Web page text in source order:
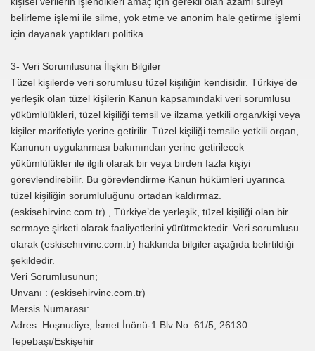
belirleme işlemi ile silme, yok etme ve anonim hale getirme işlemi
için dayanak yaptıkları politika
3- Veri Sorumlusuna İlişkin Bilgiler
Tüzel kişilerde veri sorumlusu tüzel kişiliğin kendisidir. Türkiye’de
yerleşik olan tüzel kişilerin Kanun kapsamındaki veri sorumlusu
yükümlülükleri, tüzel kişiliği temsil ve ilzama yetkili organ/kişi veya
kişiler marifetiyle yerine getirilir. Tüzel kişiliği temsile yetkili organ,
Kanunun uygulanması bakımından yerine getirilecek
yükümlülükler ile ilgili olarak bir veya birden fazla kişiyi
görevlendirebilir. Bu görevlendirme Kanun hükümleri uyarınca
tüzel kişiliğin sorumluluğunu ortadan kaldırmaz.
(eskisehirvinc.com.tr) , Türkiye’de yerleşik, tüzel kişiliği olan bir
sermaye şirketi olarak faaliyetlerini yürütmektedir. Veri sorumlusu
olarak (eskisehirvinc.com.tr) hakkında bilgiler aşağıda belirtildiği
şekildedir.
Veri Sorumlusunun;
Unvanı : (eskisehirvinc.com.tr)
Mersis Numarası:
Adres: Hoşnudiye, İsmet İnönü-1 Blv No: 61/5, 26130
Tepebaşı/Eskişehir